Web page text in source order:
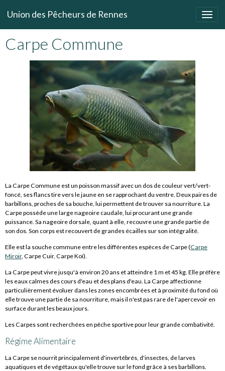
Union des Pêcheurs de Rennes
Carpe Commune
La Carpe Commune est un poisson massif avec un dos de couleur vert/vert-
foncé, ses flancs tire vers le jaune en se rapprochant du ventre. Deux paires de
barbillons, proches de sa bouche, lui permettent de trouver sa nourriture. La
Carpe possède une large nageoire caudale, lui procurant une grande
puissance. Sa nageoire dorsale, quant à elle, recouvre une grande partie de
son dos. Son corps est recouvert de grandes écailles sur son intégralité.
Elle est la souche commune entre les différentes espèces de Carpe (Carpe
Miroir, Carpe Cuir, Carpe Koï).
La Carpe peut vivre jusqu'à environ 20 ans et atteindre 1 m et 45 kg. Elle préfère
les eaux calmes des cours d'eau et des plans d'eau. La Carpe affectionne
particulièrement évoluer dans les zones encombrées et à proximité du fond où
elle trouve une partie de sa nourriture, mais il n'est pas rare de l'apercevoir en
surface durant les beaux jours.
Les Carpes sont recherchées en pêche sportive pour leur grande combativité.
Régime Alimentaire
La Carpe se nourrit principalement d'invertébrés, d'insectes, de larves
aquatiques et de végétaux qu'elle trouve sur le fond grâce à ses barbillons.